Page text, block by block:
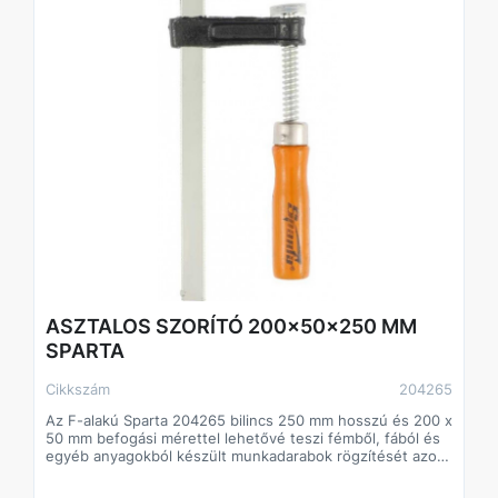
ASZTALOS SZORÍTÓ 200x50x250 MM
SPARTA
Cikkszám
204265
Az F-alakú Sparta 204265 bilincs 250 mm hosszú és 200 x
50 mm befogási mérettel lehetővé teszi fémből, fából és
egyéb anyagokból készült munkadarabok rögzítését azok